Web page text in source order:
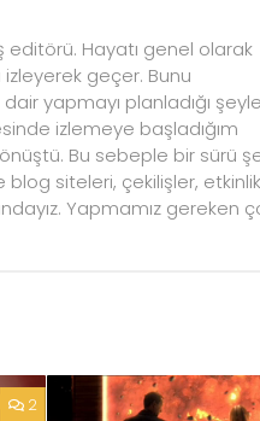
editörü. Hayatı genel olarak
geçer. Bunu
yapmayı planladığı
izlemeye başladığım
Bu sebeple bir sürü
blog siteleri, çekilişler,
Yapmamız gereken
2